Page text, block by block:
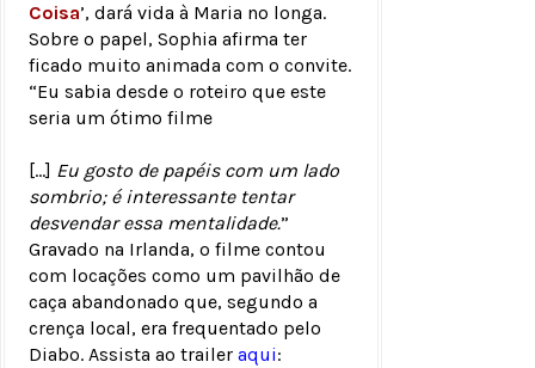
Coisa’, dará vida à Maria no longa.
Sobre o papel, Sophia afirma ter
ficado muito animada com o convite.
“Eu sabia desde o roteiro que este
seria um ótimo filme
[...] Eu gosto de papéis com um lado
sombrio; é interessante tentar
desvendar essa mentalidade.”
Gravado na Irlanda, o filme contou
com locações como um pavilhão de
caça abandonado que, segundo a
crença local, era frequentado pelo
Diabo. Assista ao trailer aqui: